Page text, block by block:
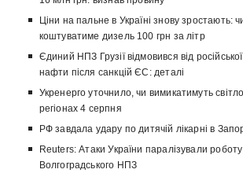
Ціни на пальне в Україні знову зростають:
коштуватиме дизель 100 грн за літр
Єдиний НПЗ Грузії відмовився від російської
нафти після санкцій ЄС: деталі
Укренерго уточнило, чи вимикатимуть
регіонах 4 серпня
РФ завдала удару по дитячій лікарні в
Reuters: Атаки України паралізували роботу
Волгоградського НПЗ